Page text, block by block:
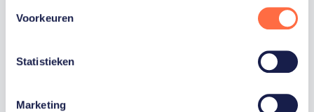
Voorkeuren
Statistieken
Marketing
Trotse hoofdsponsor
Staatsloterij is trotse hoofdsponsor van